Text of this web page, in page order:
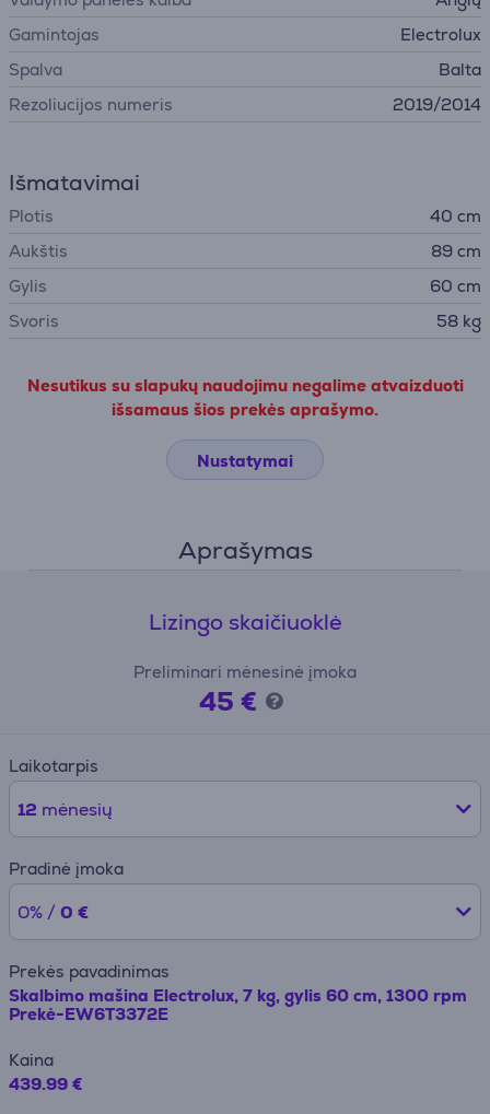
Gamintojas
Electrolux
Spalva
Balta
Rezoliucijos numeris
2019/2014
Išmatavimai
Plotis
40 cm
Aukštis
89 cm
Gylis
60 cm
Svoris
58 kg
Nesutikus su slapukų naudojimu negalime atvaizduoti
išsamaus šios prekės aprašymo.
Nustatymai
Aprašymas
Lizingo skaičiuoklė
Preliminari mėnesinė įmoka
45 €
Laikotarpis
12 mėnesių
Pradinė įmoka
0% / 0 €
Prekės pavadinimas
Skalbimo mašina Electrolux, 7 kg, gylis 60 cm, 1300 rpm
Prekė-EW6T3372E
Kaina
439.99 €